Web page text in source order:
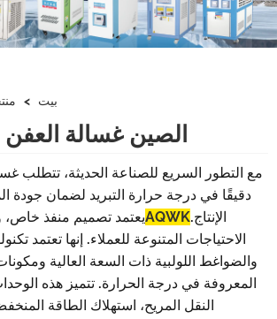
بيت >
الصين غسالة
مع التطور السريع للصناعة الحديثة، تتطلب
دقيقًا في درجة حرارة التبريد لضمان جودة
الإنتاج.AQWKيعتمد تصميم منفذ خاص،
الاحتياجات المتنوعة للعملاء. إنها تعتمد
والضواغط اللولبية ذات السعة العالية
المعروفة في درجة الحرارة. تتميز هذه
النقل المريح، استهلاك الطاقة